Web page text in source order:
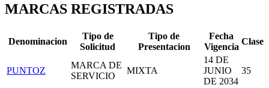
MARCAS REGISTRADAS
Denominacion
Tipo de
Solicitud
Tipo de
Presentacion
Fecha
Vigencia
Clase
PUNTOZ
MARCA DE
SERVICIO
MIXTA
14 DE
JUNIO
DE 2034
35